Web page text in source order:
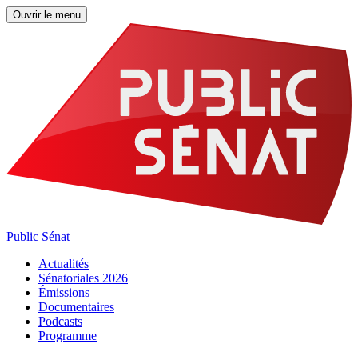
Ouvrir le menu
Public Sénat
Actualités
Sénatoriales 2026
Émissions
Documentaires
Podcasts
Programme